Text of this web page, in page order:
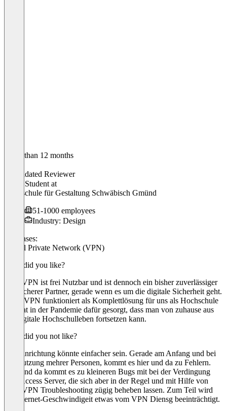
Older than 12 months
Validated Reviewer
Tutor, Student at
Hochschule für Gestaltung Schwäbisch Gmünd
51-1000 employees
Industry: Design
Use cases:
Virtual Private Network (VPN)
What did you like?
OpenVPN ist frei Nutzbar und ist dennoch ein bisher zuverlässiger
und sicherer Partner, gerade wenn es um die digitale Sicherheit geht.
Open VPN funktioniert als Komplettlösung für uns als Hochschule
und hat in der Pandemie dafür gesorgt, dass man von zuhause aus
das digitale Hochschulleben fortsetzen kann.
What did you not like?
Die Einrichtung könnte einfacher sein. Gerade am Anfang und bei
der Nutzung mehrer Personen, kommt es hier und da zu Fehlern.
Hier und da kommt es zu kleineren Bugs mit bei der Verdingung
zum Access Server, die sich aber in der Regel und mit Hilfe von
OpenVPN Troubleshooting zügig beheben lassen. Zum Teil wird
die Internet-Geschwindigeit etwas vom VPN Diensg beeinträchtigt.